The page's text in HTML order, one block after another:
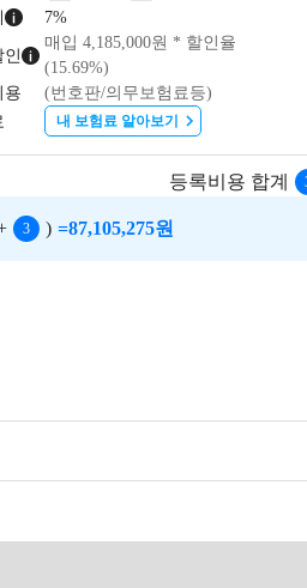
7%
매입 4,185,000원 * 할인율
(15.69%)
용 (번호판/의무보험료등)
내 보험료 알아보기
등록비용 합계
3 ) =87,105,275원